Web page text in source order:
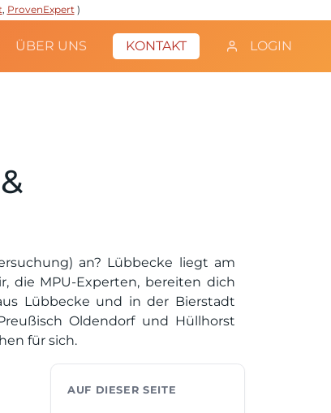
, ProvenExpert)
ÜBER UNS KONTAKT LOGIN
an? Lübbecke liegt am
die MPU-Experten, bereiten dich
Lübbecke und in der Bierstadt
Oldendorf und Hüllhorst
für sich.
AUF DIESER SEITE